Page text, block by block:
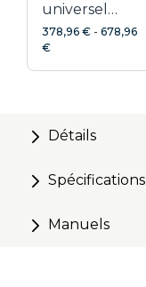
universel
avec plateau
en bois dur
378,96 € - 678,96
€
Détails
Spécifications
Manuels